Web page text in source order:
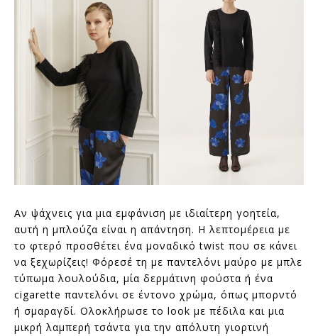
Αν ψάχνεις για μια εμφάνιση με ιδιαίτερη γοητεία,
αυτή η μπλούζα είναι η απάντηση. Η λεπτομέρεια με
το φτερό προσθέτει ένα μοναδικό twist που σε κάνει
να ξεχωρίζεις! Φόρεσέ τη με παντελόνι μαύρο με μπλε
τύπωμα λουλούδια, μία δερμάτινη φούστα ή ένα
cigarette παντελόνι σε έντονο χρώμα, όπως μπορντό
ή σμαραγδί. Ολοκλήρωσε το look με πέδιλα και μια
μικρή λαμπερή τσάντα για την απόλυτη γιορτινή